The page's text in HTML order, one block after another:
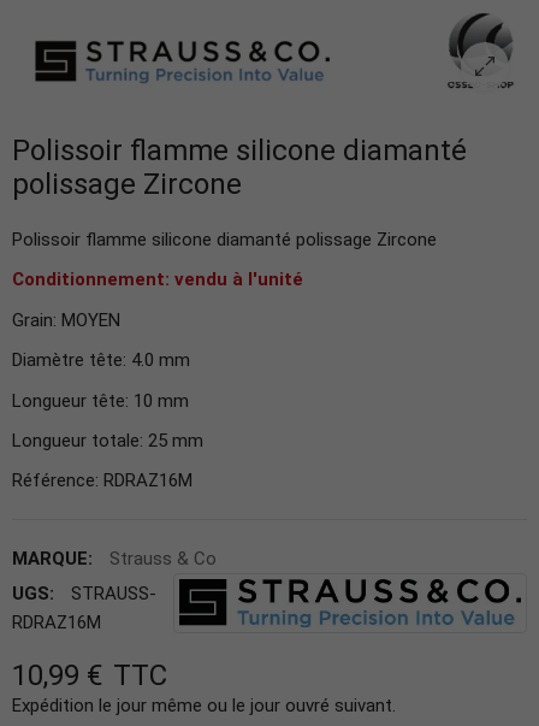
Polissoir flamme silicone diamanté
polissage Zircone
Polissoir flamme silicone diamanté polissage Zircone
Conditionnement: vendu à l'unité
Grain: MOYEN
Diamètre tête: 4.0 mm
Longueur tête: 10 mm
Longueur totale: 25 mm
Référence: RDRAZ16M
MARQUE:
Strauss & Co
UGS:
STRAUSS-
RDRAZ16M
10,99 € TTC
Expédition le jour même ou le jour ouvré suivant.